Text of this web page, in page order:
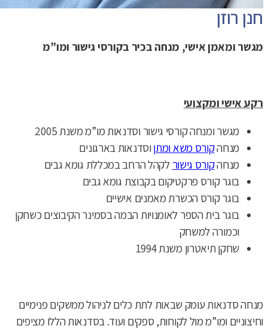
חנן רוזן
מגשר ומאמן אישי, מנחה בכיר בקורסי גישור ומו”מ
רקע אישי ומקצועי
מגשר ומנחה קורסי גישור וסדנאות מו”מ משנת 2005
מנחהקורס משא ומתןוסדנאות בארגונים
מנחהקורס גישור לקהל הרחב במכללת גומא גבים
בוגר קורס פרקטיקום בקבוצת גומא גבים
בוגר קורס הכשרת מאמנים אישיים
בוגר בית הספר לאומנויות הבמה בסמינר הקיבוצים כשחקן
וכמורה למשחק
שחקן תיאטרון משנת 1994
מנחה סדנאות עומק שבאות לתת כלים לניהול ממשקים פנימיים
וחיצוניים ומו”מ מול לקוחות, ספקים ועוד. בסדנאות הללו מציפים